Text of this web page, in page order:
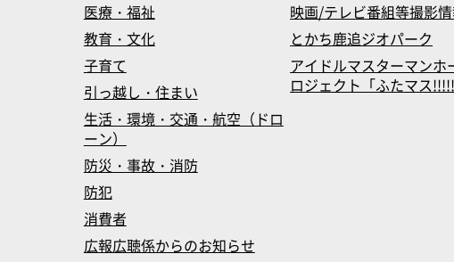
医療・福祉
教育・文化
子育て
引っ越し・住まい
生活・環境・交通・航空（ドロ
ーン）
防災・事故・消防
防犯
消費者
広報広聴係からのお知らせ
映画/テレビ番組等撮影
とかち鹿追ジオパーク
アイドルマスターマンホ
ロジェクト「ふたマス